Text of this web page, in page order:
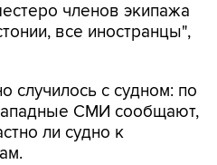
членов экипажа
все иностранцы",
случилось с судном: по
СМИ сообщают,
ли судно к